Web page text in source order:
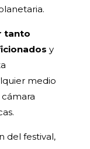
tanto
y
medio
del festival,